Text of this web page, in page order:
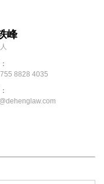
峰
8828 4035